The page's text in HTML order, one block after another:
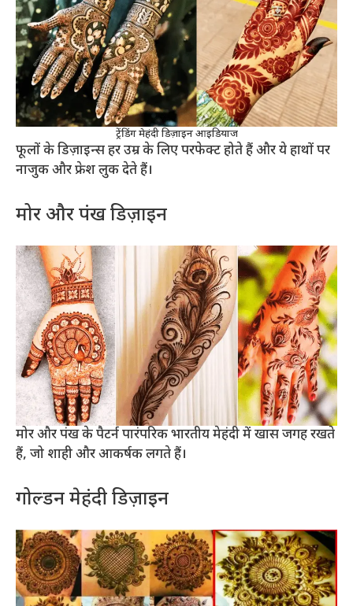
ट्रेंडिंग मेहंदी डिज़ाइन आइडियाज
फूलों के डिज़ाइन्स हर उम्र के लिए परफेक्ट होते हैं और ये हाथों पर
नाजुक और फ्रेश लुक देते हैं।
मोर और पंख डिज़ाइन
मोर और पंख के पैटर्न पारंपरिक भारतीय मेहंदी में खास जगह रखते
हैं, जो शाही और आकर्षक लगते हैं।
गोल्डन मेहंदी डिज़ाइन